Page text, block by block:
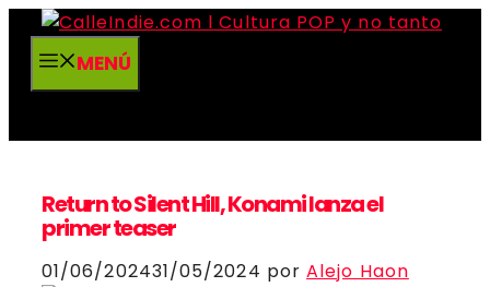
Saltar
contenidoMENÚ
Return to Silent Hill, Konami lanza el
primer teaser
01/06/202431/05/2024 porAlejo Haon